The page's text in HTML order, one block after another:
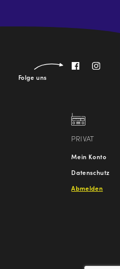
Folge uns
PRIVAT
Mein Konto
Datenschutz
Abmelden